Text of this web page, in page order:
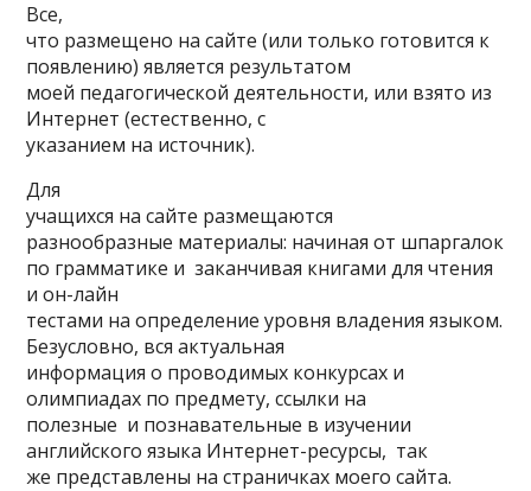
Все,
что размещено на сайте (или только готовится к
появлению) является результатом
моей педагогической деятельности, или взято из
Интернет (естественно, с
указанием на источник).
Для
учащихся на сайте размещаются
разнообразные материалы: начиная от шпаргалок
по грамматике и заканчивая книгами для чтения
и он-лайн
тестами на определение уровня владения языком.
Безусловно, вся актуальная
информация о проводимых конкурсах и
олимпиадах по предмету, ссылки на
полезные и познавательные в изучении
английского языка Интернет-ресурсы, так
же представлены на страничках моего сайта.